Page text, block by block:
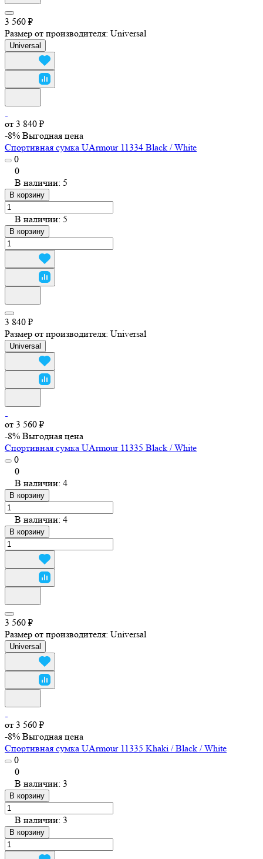
3 560 ₽
Размер от производителя: Universal
Universal
от 3 840 ₽
-8% Выгодная цена
Спортивная сумка UArmour 11334 Black / White
0
0
В наличии: 5
В корзину
В наличии: 5
В корзину
3 840 ₽
Размер от производителя: Universal
Universal
от 3 560 ₽
-8% Выгодная цена
Спортивная сумка UArmour 11335 Black / White
0
0
В наличии: 4
В корзину
В наличии: 4
В корзину
3 560 ₽
Размер от производителя: Universal
Universal
от 3 560 ₽
-8% Выгодная цена
Спортивная сумка UArmour 11335 Khaki / Black / White
0
0
В наличии: 3
В корзину
В наличии: 3
В корзину